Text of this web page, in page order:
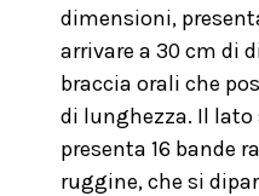
dimensioni,
arrivare a 30 cm di
braccia orali che
di lunghezza. Il lato
presenta 16 bande
ruggine, che si